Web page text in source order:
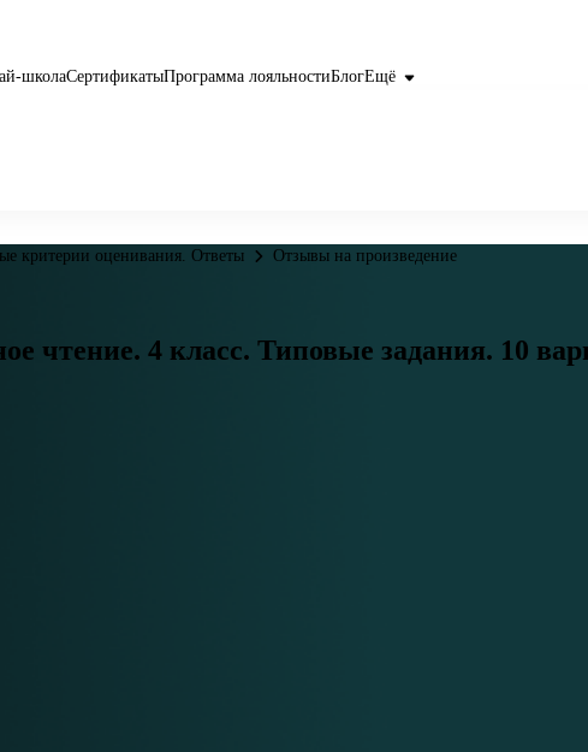
школаСертификатыПрограмма лояльностиБлогЕщё
критерии оценивания. Ответы Отзывы на произведение
чтение. 4 класс. Типовые задания. 10